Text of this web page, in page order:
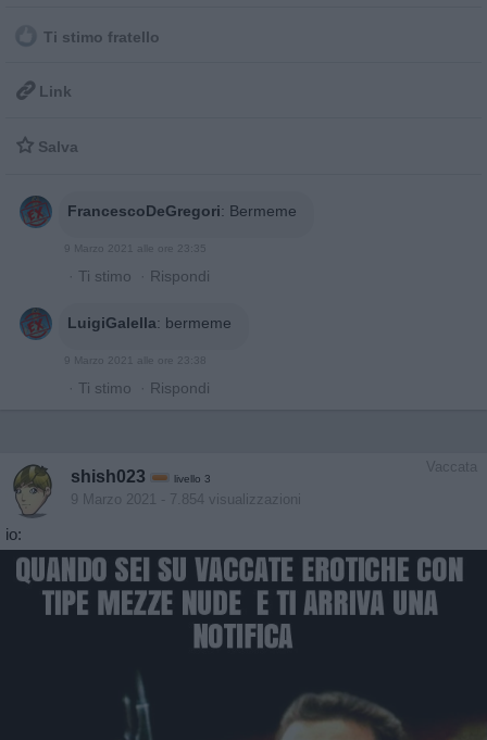
Ti stimo fratello
 Link
 Salva
FrancescoDeGregori: Bermeme
9 Marzo 2021 alle ore 23:35
· Ti stimo · Rispondi
LuigiGalella: bermeme
9 Marzo 2021 alle ore 23:38
· Ti stimo · Rispondi
Vaccata
shish023 livello 3
9 Marzo 2021 - 7.854 visualizzazioni
io: